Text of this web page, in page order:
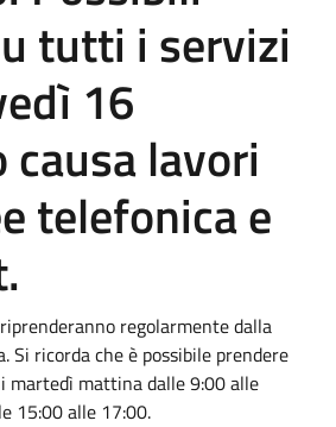
tutti i servizi
16
causa lavori
telefonica e
regolarmente dalla
Si ricorda che è possibile prendere
martedì mattina dalle 9:00 alle
15:00 alle 17:00.